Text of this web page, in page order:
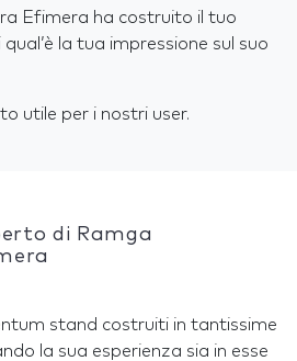
Efimera ha costruito il tuo
la tua impressione sul suo
utile per i nostri user.
di Ramga
stand costruiti in tantissime
la sua esperienza sia in esse